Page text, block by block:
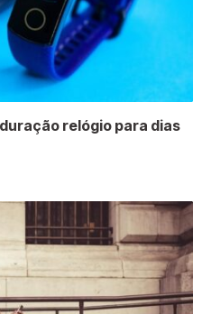
relógio para dias